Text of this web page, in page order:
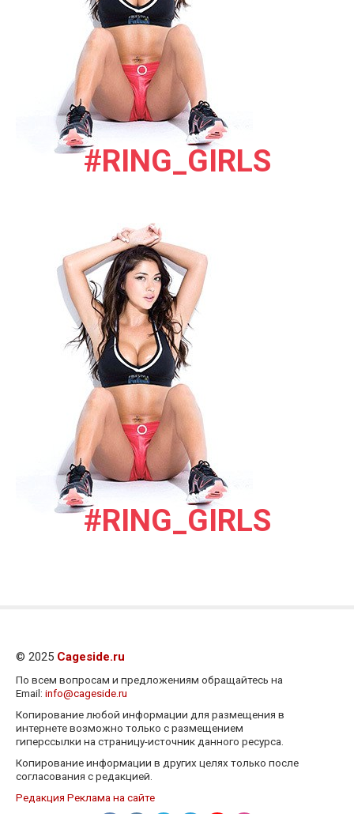
#RING_GIRLS
#RING_GIRLS
© 2025 Cageside.ru
По всем вопросам и предложениям обращайтесь на
Email: info@cageside.ru
Копирование любой информации для размещения в
интернете возможно только с размещением
гиперссылки на страницу-источник данного ресурса.
Копирование информации в других целях только после
согласования с редакцией.
Редакция Реклама на сайте